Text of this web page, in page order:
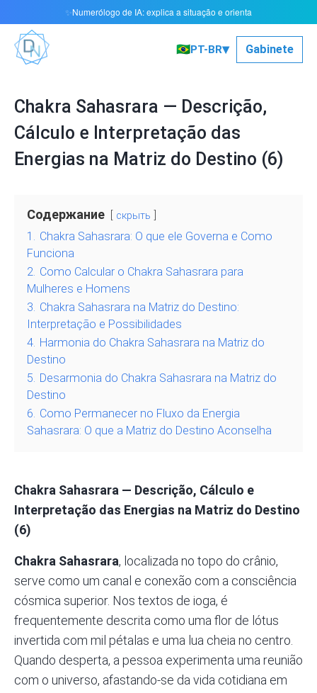
🇧🇷PT-BR▾ Gabinete
Chakra Sahasrara — Descrição,
Cálculo e Interpretação das
Energias na Matriz do Destino (6)
Содержание скрыть
1. Chakra Sahasrara: O que ele Governa e Como
Funciona
2. Como Calcular o Chakra Sahasrara para
Mulheres e Homens
3. Chakra Sahasrara na Matriz do Destino:
Interpretação e Possibilidades
4. Harmonia do Chakra Sahasrara na Matriz do
Destino
5. Desarmonia do Chakra Sahasrara na Matriz do
Destino
6. Como Permanecer no Fluxo da Energia
Sahasrara: O que a Matriz do Destino Aconselha
Chakra Sahasrara — Descrição, Cálculo e
Interpretação das Energias na Matriz do Destino
(6)
Chakra Sahasrara, localizada no topo do crânio,
serve como um canal e conexão com a consciência
cósmica superior. Nos textos de ioga, é
frequentemente descrita como uma flor de lótus
invertida com mil pétalas e uma lua cheia no centro.
Quando desperta, a pessoa experimenta uma reunião
com o universo, afastando-se da vida cotidiana em
✨Numerólogo de IA: explica a situação e orienta